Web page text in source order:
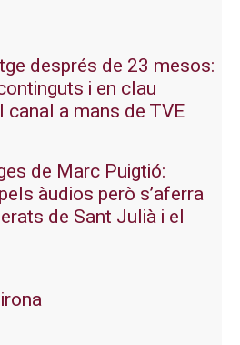
després de 23 mesos:
i en clau
canal a mans de TVE
de Marc Puigtió:
àudios però s’aferra
de Sant Julià i el